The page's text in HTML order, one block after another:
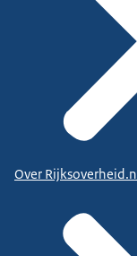
Over